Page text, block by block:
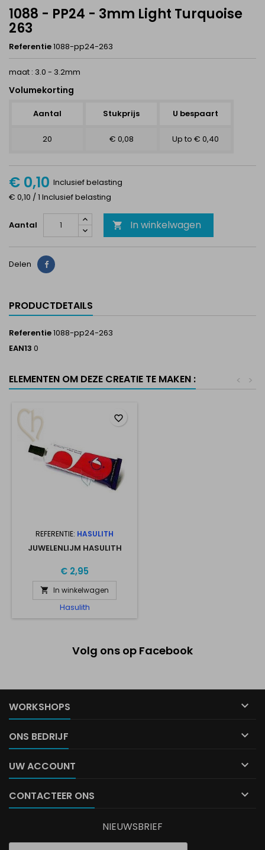
1088 - PP24 - 3mm Light Turquoise
263
Referentie1088-pp24-263
maat : 3.0 - 3.2mm
Volumekorting
Aantal Stukprijs U bespaart
20 € 0,08 Up to € 0,40
€ 0,10 Inclusief belasting
€ 0,10 / 1 Inclusief belasting
Aantal  In winkelwagen
Delen Delen
PRODUCTDETAILS
Referentie1088-pp24-263
EAN13 0
ELEMENTEN OM DEZE CREATIE TE MAKEN : >
<
REFERENTIE: HASULITH
JUWELENLIJM HASULITH
€ 2,95
 In winkelwagen
Hasulith
favorite_border
Volg ons op Facebook
WORKSHOPS 
ONS BEDRIJF 
UW ACCOUNT 
CONTACTEER ONS 
NIEUWSBRIEF